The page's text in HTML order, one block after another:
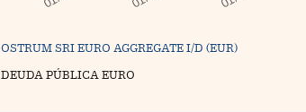
OSTRUM SRI EURO AGGREGATE I/D (EUR)
DEUDA PÚBLICA EURO